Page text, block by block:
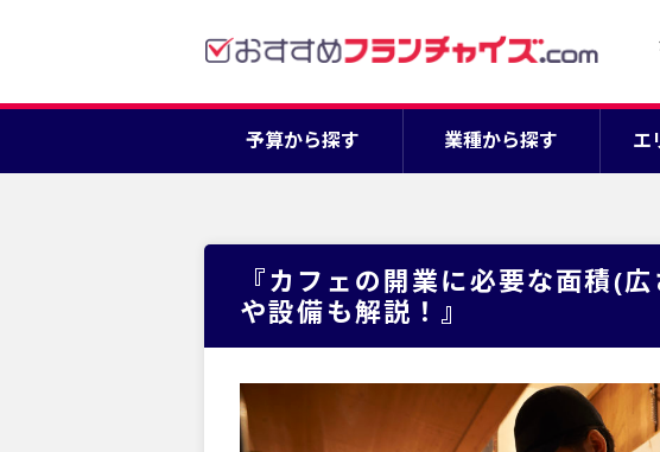
予算から探す 業種から探す エ
『カフェの開業に必要な面積(
や設備も解説！』